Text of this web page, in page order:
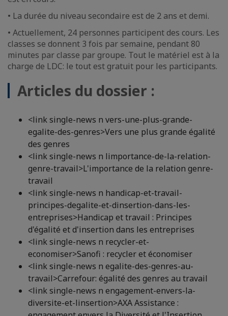
• La durée du niveau secondaire est de 2 ans et demi.
• Actuellement, 24 personnes participent des cours. Les
classes se donnent 3 fois par semaine, pendant 80
minutes par classe par groupe. Tout le matériel est à la
charge de LDC: le tout est gratuit pour les participants.
Articles du dossier :
<link single-news n vers-une-plus-grande-
egalite-des-genres>Vers une plus grande égalité
des genres
<link single-news n limportance-de-la-relation-
genre-travail>L'importance de la relation genre-
travail
<link single-news n handicap-et-travail-
principes-degalite-et-dinsertion-dans-les-
entreprises>Handicap et travail : Principes
d'égalité et d'insertion dans les entreprises
<link single-news n recycler-et-
economiser>Sanofi : recycler et économiser
<link single-news n egalite-des-genres-au-
travail>Carrefour: égalité des genres au travail
<link single-news n engagement-envers-la-
diversite-et-linsertion>AXA Assistance :